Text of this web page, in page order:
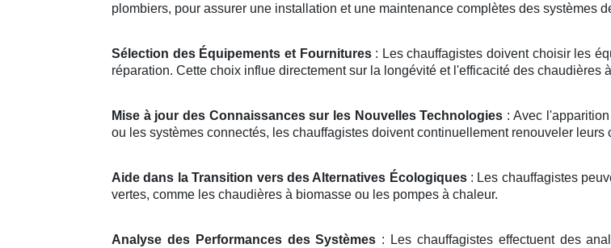
plombiers, pour assurer une installation et une maintenance complètes des systèmes
Sélection des Équipements et Fournitures: Les chauffagistes doivent choisir les
réparation. Cette choix influe directement sur la longévité et l'efficacité des chaudières
Mise à jour des Connaissances sur les Nouvelles Technologies : Avec
ou les systèmes connectés, les chauffagistes doivent continuellement renouveler
Aide dans la Transition vers des Alternatives Écologiques: Les chauffagistes
vertes, comme les chaudières à biomasse ou les pompes à chaleur.
Analyse des Performances des Systèmes : Les chauffagistes effectuent des